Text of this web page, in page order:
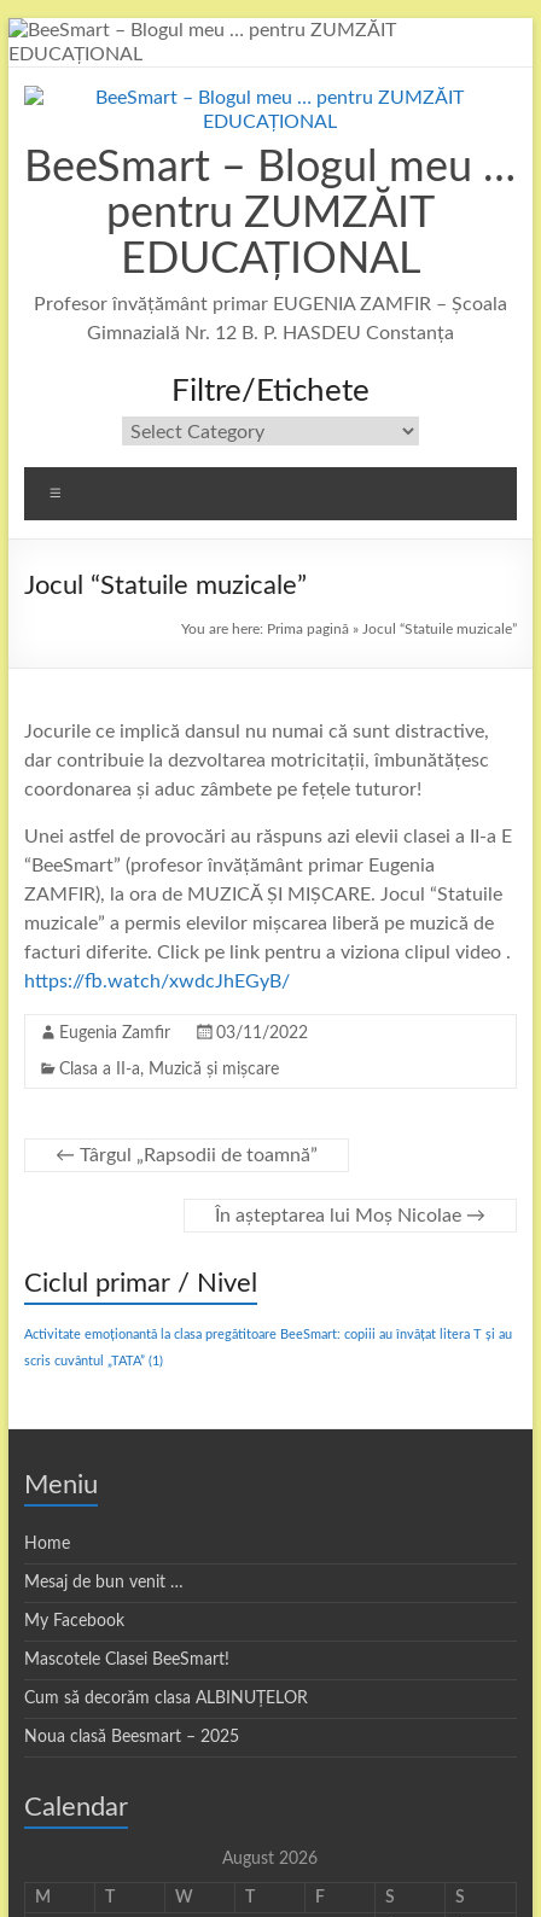
Skip
to
BeeSmart – Blogul meu …
pentru ZUMZĂIT
EDUCAȚIONAL
Profesor învățământ primar EUGENIA ZAMFIR – Școala
Gimnazială Nr. 12 B. P. HASDEU Constanța
Filtre/Etichete
Filtre/Etichete
Jocul “Statuile muzicale”
You are here: Prima pagină » Jocul “Statuile muzicale”
Jocurile ce implică dansul nu numai că sunt distractive,
dar contribuie la dezvoltarea motricitații, îmbunătățesc
coordonarea și aduc zâmbete pe fețele tuturor!
Unei astfel de provocări au răspuns azi elevii clasei a II-a E
“BeeSmart” (profesor învățământ primar Eugenia
ZAMFIR), la ora de MUZICĂ ȘI MIȘCARE. Jocul “Statuile
muzicale” a permis elevilor mișcarea liberă pe muzică de
facturi diferite. Click pe link pentru a viziona clipul video .
https://fb.watch/xwdcJhEGyB/
Eugenia Zamfir 03/11/2022
Clasa a II-a, Muzică și mișcare
← Târgul „Rapsodii de toamnă”
În așteptarea lui Moș Nicolae →
Ciclul primar / Nivel
Activitate emoționantă la clasa pregătitoare BeeSmart: copiii au învățat litera T și au
scris cuvântul „TATA”(1)
Meniu
Home
Mesaj de bun venit …
My Facebook
Mascotele Clasei BeeSmart!
Cum să decorăm clasa ALBINUȚELOR
Noua clasă Beesmart – 2025
Calendar
August 2026
M W F S
S